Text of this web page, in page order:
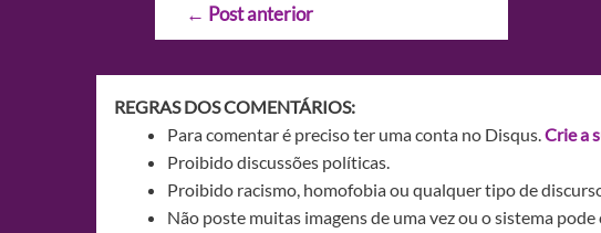
Navegação
← Post anterior
REGRAS DOS COMENTÁRIOS:
Para comentar é preciso ter uma conta no Disqus.Crie a
Proibido discussões políticas.
Proibido racismo, homofobia ou qualquer tipo de
Não poste muitas imagens de uma vez ou o sistema